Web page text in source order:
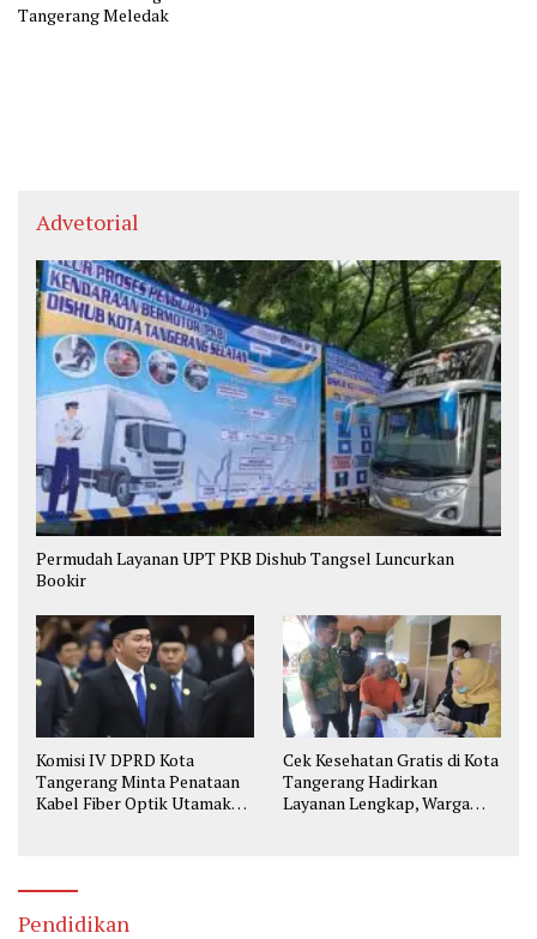
Tangerang Meledak
Advetorial
Permudah Layanan UPT PKB Dishub Tangsel Luncurkan
Bookir
Komisi IV DPRD Kota
Tangerang Minta Penataan
Kabel Fiber Optik Utamakan
Cek Kesehatan Gratis di Kota
Tangerang Hadirkan
Layanan Lengkap, Warga
Pendidikan